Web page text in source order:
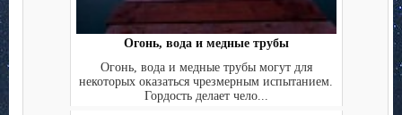
Огонь, вода и медные трубы
Огонь, вода и медные трубы могут для
некоторых оказаться чрезмерным испытанием.
Гордость делает чело...